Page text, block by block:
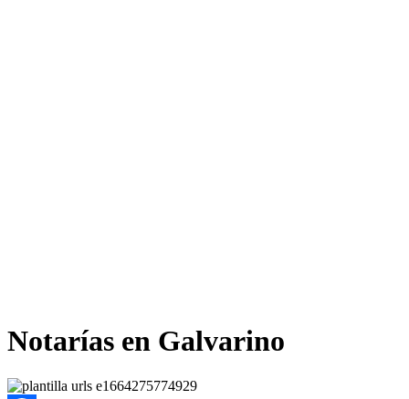
Notarías en Galvarino